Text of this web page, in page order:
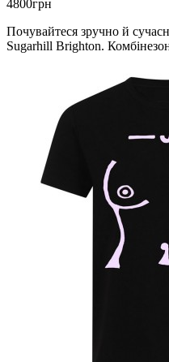
4800грн
Почувайтеся зручно й
Sugarhill Brighton.